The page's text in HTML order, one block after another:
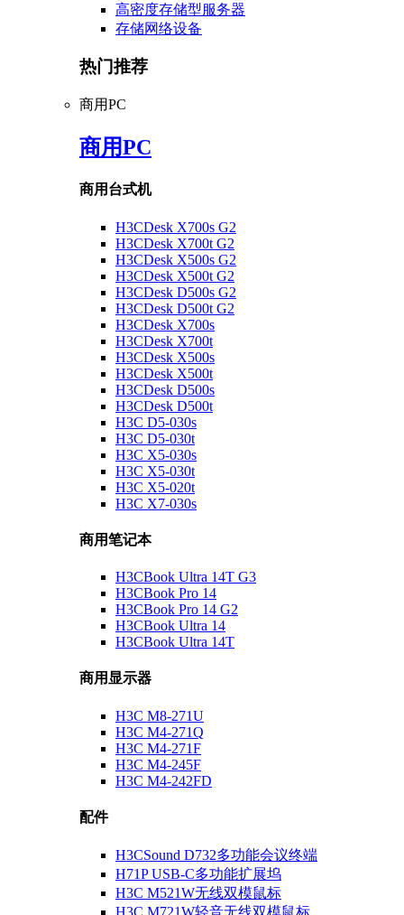
高密度存储型服务器
存储网络设备
热门推荐
商用PC
商用PC
商用台式机
H3CDesk X700s G2
H3CDesk X700t G2
H3CDesk X500s G2
H3CDesk X500t G2
H3CDesk D500s G2
H3CDesk D500t G2
H3CDesk X700s
H3CDesk X700t
H3CDesk X500s
H3CDesk X500t
H3CDesk D500s
H3CDesk D500t
H3C D5-030s
H3C D5-030t
H3C X5-030s
H3C X5-030t
H3C X5-020t
H3C X7-030s
商用笔记本
H3CBook Ultra 14T G3
H3CBook Pro 14
H3CBook Pro 14 G2
H3CBook Ultra 14
H3CBook Ultra 14T
商用显示器
H3C M8-271U
H3C M4-271Q
H3C M4-271F
H3C M4-245F
H3C M4-242FD
配件
H3CSound D732多功能会议终端
H71P USB-C多功能扩展坞
H3C M521W无线双模鼠标